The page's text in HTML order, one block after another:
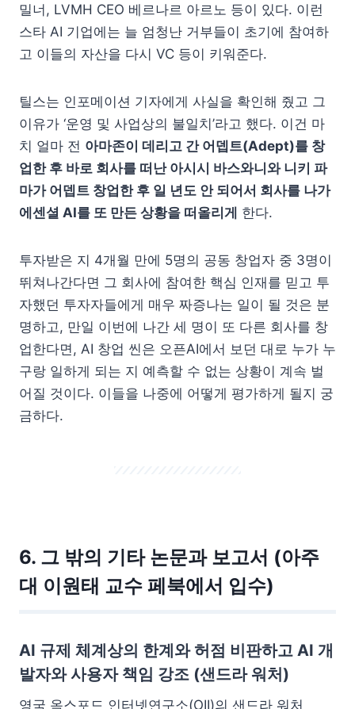
밀너, LVMH CEO 베르나르 아르노 등이 있다. 이런
스타 AI 기업에는 늘 엄청난 거부들이 초기에 참여하
고 이들의 자산을 다시 VC 등이 키워준다.
틸스는 인포메이션 기자에게 사실을 확인해 줬고 그
이유가 ‘운영 및 사업상의 불일치’라고 했다. 이건 마
치 얼마 전 아마존이 데리고 간 어뎁트(Adept)를 창
업한 후 바로 회사를 떠난 아시시 바스와니와 니키 파
마가 어뎁트 창업한 후 일 년도 안 되어서 회사를 나가
에센셜 AI를 또 만든 상황을 떠올리게 한다.
투자받은 지 4개월 만에 5명의 공동 창업자 중 3명이
뛰쳐나간다면 그 회사에 참여한 핵심 인재를 믿고 투
자했던 투자자들에게 매우 짜증나는 일이 될 것은 분
명하고, 만일 이번에 나간 세 명이 또 다른 회사를 창
업한다면, AI 창업 씬은 오픈AI에서 보던 대로 누가 누
구랑 일하게 되는 지 예측할 수 없는 상황이 계속 벌
어질 것이다. 이들을 나중에 어떻게 평가하게 될지 궁
금하다.
6. 그 밖의 기타 논문과 보고서 (아주
대 이원태 교수 페북에서 입수)
AI 규제 체계상의 한계와 허점 비판하고 AI 개
발자와 사용자 책임 강조 (샌드라 워처)
영국 옥스포드 인터넷연구소(OII)의 샌드라 워처